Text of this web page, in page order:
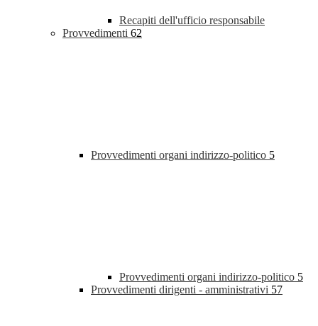
Recapiti dell'ufficio responsabile
Provvedimenti 62
Provvedimenti organi indirizzo-politico 5
Provvedimenti organi indirizzo-politico 5
Provvedimenti dirigenti - amministrativi 57